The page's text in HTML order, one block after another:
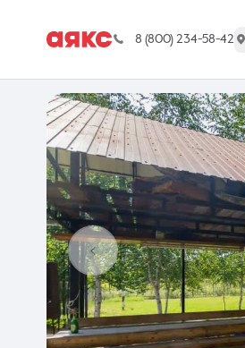
8 (800) 234-58-42
г. Краснодар
Недвижимость